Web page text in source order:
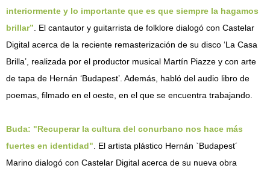
interiormente y lo importante que es que siempre la hagamos
brillar” . El cantautor y guitarrista de folklore dialogó con Castelar
Digital acerca de la reciente remasterización de su disco ‘La Casa
Brilla’, realizada por el productor musical Martín Piazze y con arte
de tapa de Hernán ‘Budapest’. Además, habló del audio libro de
poemas, filmado en el oeste, en el que se encuentra trabajando.
Buda: "Recuperar la cultura del conurbano nos hace más
fuertes en identidad" . El artista plástico Hernán `Budapest´
Marino dialogó con Castelar Digital acerca de su nueva obra